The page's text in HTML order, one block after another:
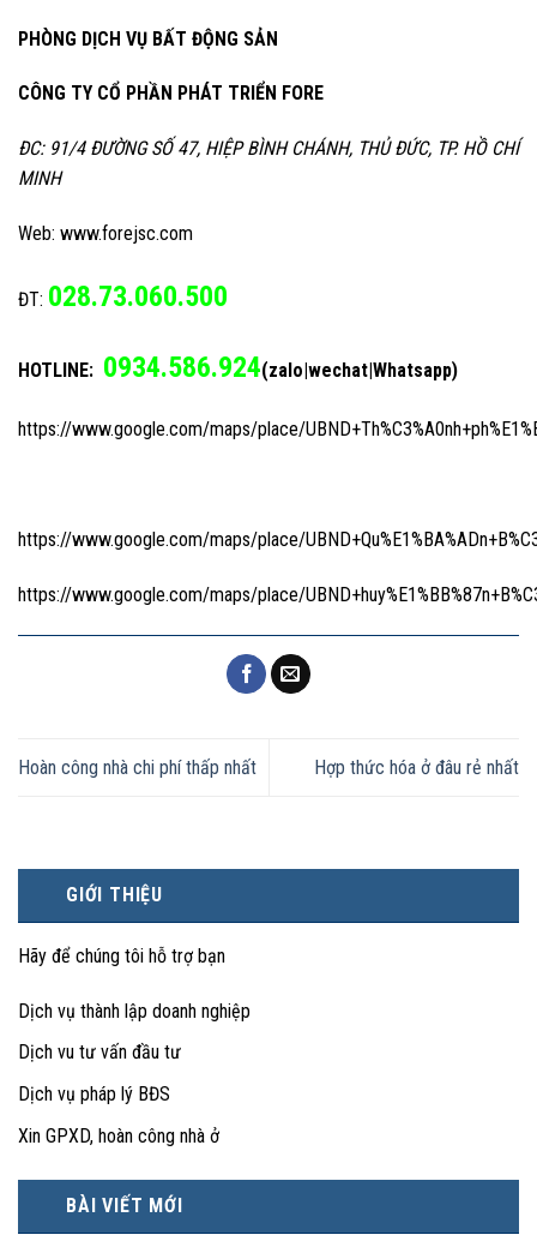
GIỚI THIỆU
Hãy để chúng tôi hỗ trợ bạn
Dịch vụ thành lập doanh nghiệp
Dịch vu tư vấn đầu tư
Dịch vụ pháp lý BĐS
Xin GPXD, hoàn công nhà ở
BÀI VIẾT MỚI
PHÒNG DỊCH VỤ BẤT ĐỘNG SẢN
CÔNG TY CỔ PHẦN PHÁT TRIỂN FORE
ĐC: 91/4 ĐƯỜNG SỐ 47, HIỆP BÌNH CHÁNH, THỦ ĐỨC, TP. HỒ CHÍ
MINH
Web: www.forejsc.com
ĐT: 028.73.060.500
HOTLINE: 0934.586.924(zalo|wechat|Whatsapp)
https://www.google.com/maps/place/
https://www.google.com/maps/place/
https://www.google.com/maps/place/
Hoàn công nhà chi phí thấp nhất Hợp thức hóa ở đâu rẻ nhất